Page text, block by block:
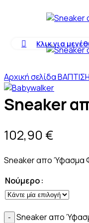
Κλικ για
Αρχική σελίδαΒΑΠΤΙΣΗ
Sneaker
102,90 €
Sneaker απο Ύφασμα
Νούμερο
Sneaker απο